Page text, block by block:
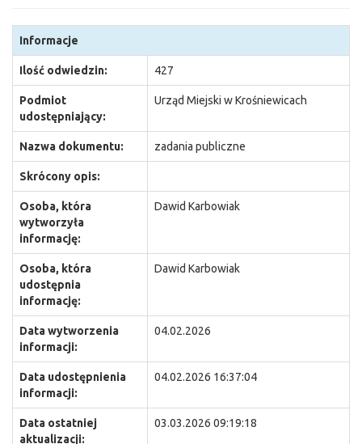
Informacje
Ilość odwiedzin: 427
Podmiot
udostępniający:
Urząd Miejski w Krośniewicach
Nazwa dokumentu: zadania publiczne
Skrócony opis:
Osoba, która
wytworzyła
informację:
Dawid Karbowiak
Osoba, która
udostępnia
informację:
Dawid Karbowiak
Data wytworzenia
informacji:
04.02.2026
Data udostępnienia
informacji:
04.02.2026 16:37:04
Data ostatniej
aktualizacji:
03.03.2026 09:19:18